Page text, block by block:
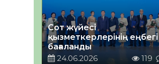
Сот жүйесі
қызметкерлерінің еңбегі
бағаланды
24.06.2026
119